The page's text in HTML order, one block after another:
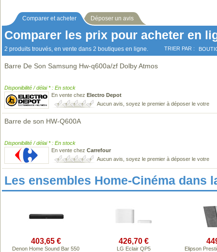
Comparer et acheter Déposer un avis
Comparer les prix pour acheter en
2 produits trouvés, en vente dans 2 boutiques en ligne. TRIER PAR :
Barre De Son Samsung Hw-q600a/zf Dolby Atmos
Disponibilité / délai * : En stock
En vente chez Electro Depot
Aucun avis, soyez le premier à déposer le votre
Barre de son HW-Q600A
Disponibilité / délai * : En stock
En vente chez Carrefour
Aucun avis, soyez le premier à déposer le votre
Les ensembles Home-Cinéma dans
403,65 €
Denon Home Sound Bar 550
426,70 €
LG Eclair QP5 Elipson